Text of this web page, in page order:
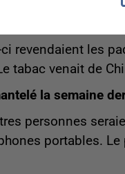
en fin de
revendaient les
tabac venait de
la semaine
personnes
portables.